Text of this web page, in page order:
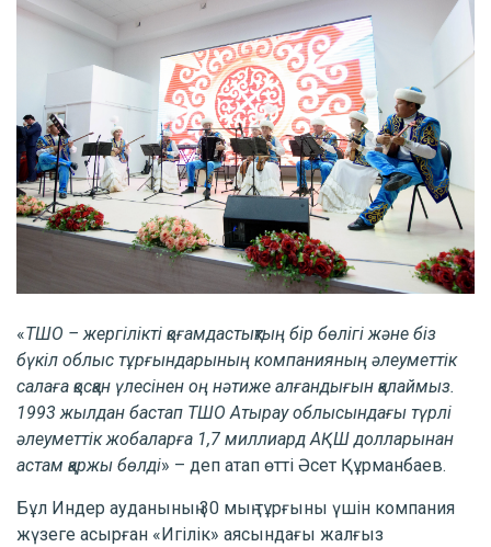
«ТШО – жергілікті қоғамдастықтың бір бөлігі және біз
бүкіл облыс тұрғындарының компанияның әлеуметтік
салаға қосқан үлесінен оң нәтиже алғандығын қалаймыз.
1993 жылдан бастап ТШО Атырау облысындағы түрлі
әлеуметтік жобаларға 1,7 миллиард АҚШ долларынан
астам қаржы бөлді» – деп атап өтті Әсет Құрманбаев.
Бұл Индер ауданының 30 мың тұрғыны үшін компания
жүзеге асырған «Игілік» аясындағы жалғыз